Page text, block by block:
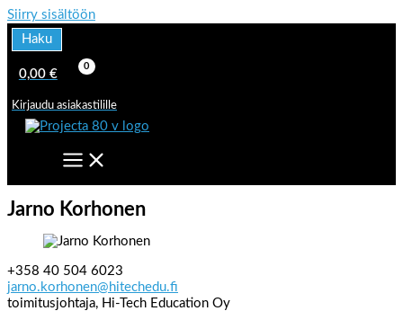
Siirry sisältöön
Haku
0,00 €
Kirjaudu asiakastilille
Jarno Korhonen
+358 40 504 6023
jarno.korhonen@hitechedu.fi
toimitusjohtaja, Hi-Tech Education Oy